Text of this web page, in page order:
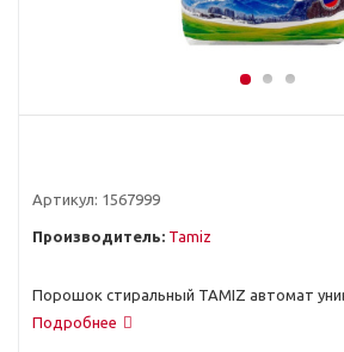
Артикул: 1567999
Производитель: Tamiz
Порошок стиральный TAMIZ автомат
Подробнее